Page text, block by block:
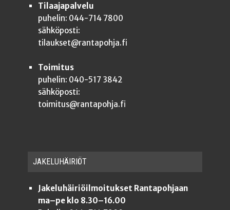
Tilaajapalvelu
puhelin: 044-714 7800
sähköposti:
tilaukset@rantapohja.fi
Toimitus
puhelin: 040-517 3842
sähköposti:
toimitus@rantapohja.fi
JAKE­LU­HÄI­RIÖT
Jakeluhäiriöilmoitukset Rantapohjaan
ma–pe klo 8.30–16.00